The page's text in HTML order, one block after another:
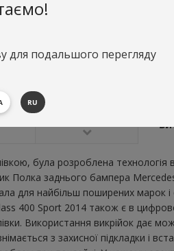
була розроблена технологія
Полка заднього бампера
найбільш поширених марок і
400 Sport 2014 також є в
Використання викрійок дає
з захисної підкладки і
для подальшого перегляду
RU